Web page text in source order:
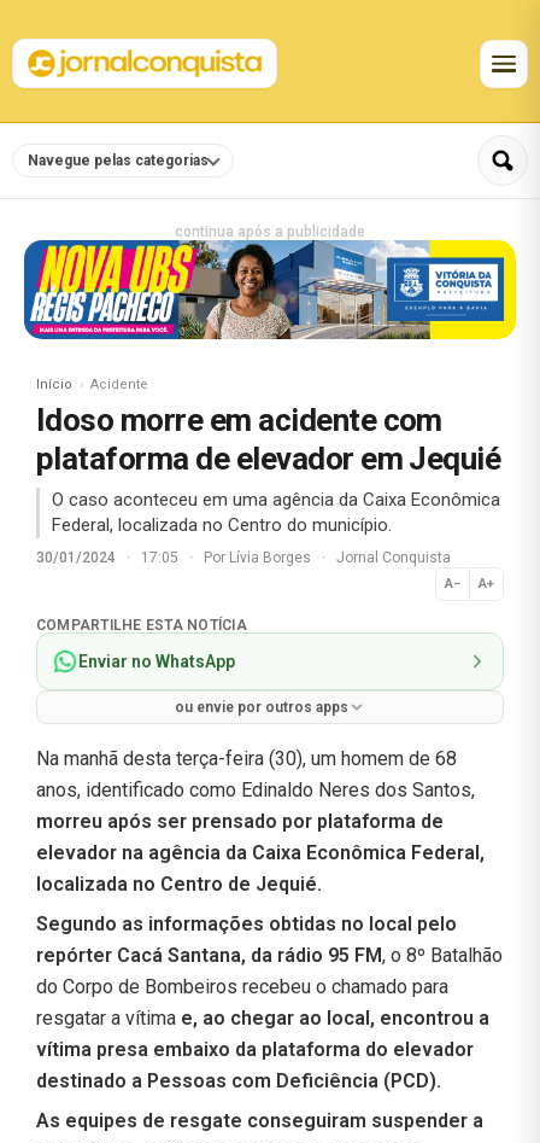
Navegue pelas categorias
continua após a publicidade
Início Acidente
Idoso morre em acidente com
plataforma de elevador em Jequié
O caso aconteceu em uma agência da Caixa Econômica
Federal, localizada no Centro do município.
30/01/2024 · 17:05 · Por Lívia Borges · Jornal Conquista
A− A+
Normal
COMPARTILHE ESTA NOTÍCIA
Enviar no WhatsApp
ou envie por outros apps
Na manhã desta terça-feira (30), um homem de 68
anos, identificado como Edinaldo Neres dos Santos,
morreu após ser prensado por plataforma de
elevador na agência da Caixa Econômica Federal,
localizada no Centro de Jequié.
Segundo as informações obtidas no local pelo
repórter Cacá Santana, da rádio 95 FM, o 8º Batalhão
do Corpo de Bombeiros recebeu o chamado para
resgatar a vítima e, ao chegar ao local, encontrou a
vítima presa embaixo da plataforma do elevador
destinado a Pessoas com Deficiência (PCD).
As equipes de resgate conseguiram suspender a